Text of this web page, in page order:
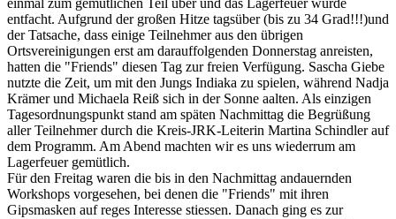
entfacht. Aufgrund der großen Hitze tagsüber (bis zu 34 Grad!!!)und
der Tatsache, dass einige Teilnehmer aus den übrigen
Ortsvereinigungen erst am darauffolgenden Donnerstag anreisten,
hatten die "Friends" diesen Tag zur freien Verfügung. Sascha Giebe
nutzte die Zeit, um mit den Jungs Indiaka zu spielen, während Nadja
Krämer und Michaela Reiß sich in der Sonne aalten. Als einzigen
Tagesordnungspunkt stand am späten Nachmittag die Begrüßung
aller Teilnehmer durch die Kreis-JRK-Leiterin Martina Schindler auf
dem Programm. Am Abend machten wir es uns wiederrum am
Lagerfeuer gemütlich.
Für den Freitag waren die bis in den Nachmittag andauernden
Workshops vorgesehen, bei denen die "Friends" mit ihren
Gipsmasken auf reges Interesse stiessen. Danach ging es zur